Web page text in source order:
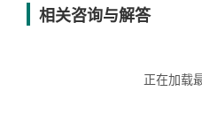
相关咨询与解答
正在加载